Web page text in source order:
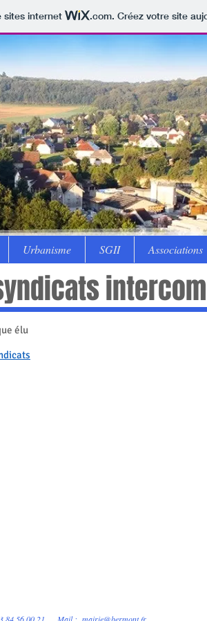
sites internet .com. Créez votre site
Urbanisme SGII Associations
dicats
élu